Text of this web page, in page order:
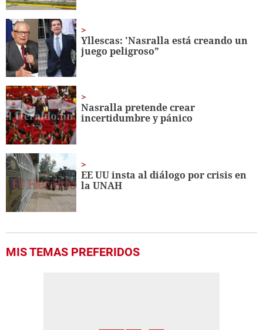
Yllescas: 'Nasralla está creando un
juego peligroso”
Nasralla pretende crear
incertidumbre y pánico
EE UU insta al diálogo por crisis en
la UNAH
MIS TEMAS PREFERIDOS